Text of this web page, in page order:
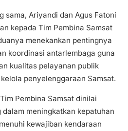
sama, Ariyandi dan Agus Fatoni
kepada Tim Pembina Samsat
menekankan pentingnya
koordinasi antarlembaga guna
kualitas pelayanan publik
penyelenggaraan Samsat.
Pembina Samsat dinilai
meningkatkan kepatuhan
kewajiban kendaraan